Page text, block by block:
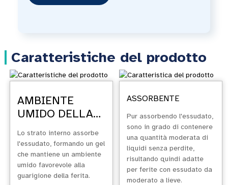
Caratteristiche del prodotto
AMBIENTE
UMIDO DELLA
FERITA
Lo strato interno assorbe
l'essudato, formando un gel
che mantiene un ambiente
umido favorevole alla
guarigione della ferita.
ASSORBENTE
Pur assorbendo l'essudato,
sono in grado di contenere
una quantità moderata di
liquidi senza perdite,
risultando quindi adatte
per ferite con essudato da
moderato a lieve.